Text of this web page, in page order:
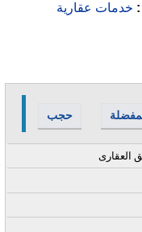
خدمات عقارية
حجب
العقارى